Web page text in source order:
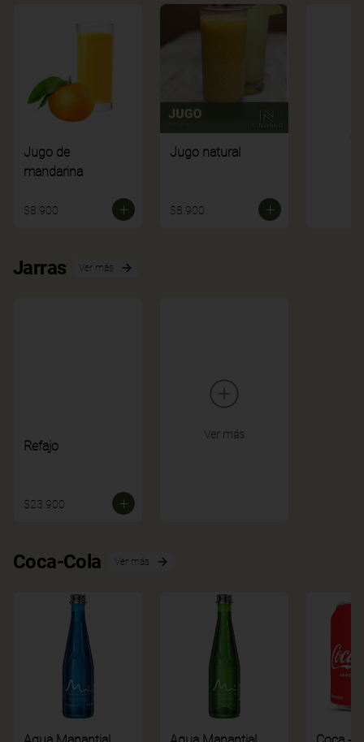
Jugo de
mandarina
$8.900
Jugo natural
$8.900
Jarras Ver más
Refajo
$23.900
Ver más
Coca-Cola Ver más